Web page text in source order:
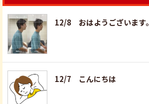
12/8 おはようございます。
12/7 こんにちは